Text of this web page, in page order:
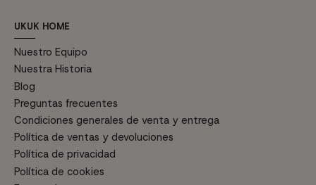
UKUK HOME
Nuestro Equipo
Nuestra Historia
Blog
Preguntas frecuentes
Condiciones generales de venta y entrega
Política de ventas y devoluciones
Política de privacidad
Política de cookies